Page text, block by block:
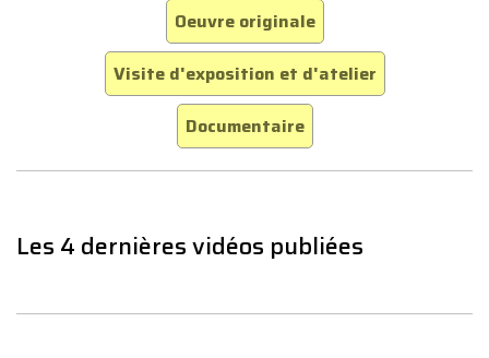
Oeuvre originale
Visite d'exposition et d'atelier
Documentaire
Les 4 dernières vidéos publiées